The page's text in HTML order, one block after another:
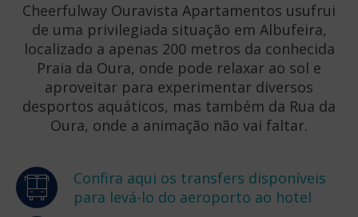
Cheerfulway Ouravista Apartamentos usufrui
de uma privilegiada situação em Albufeira,
localizado a apenas 200 metros da conhecida
Praia da Oura, onde pode relaxar ao sol e
aproveitar para experimentar diversos
desportos aquáticos, mas também da Rua da
Oura, onde a animação não vai faltar.
Confira aqui os transfers disponíveis
para levá-lo do aeroporto ao hotel